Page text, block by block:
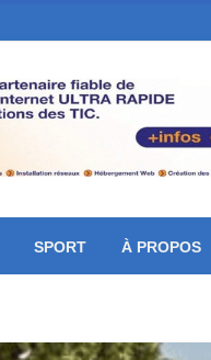
SPORT À PROPOS